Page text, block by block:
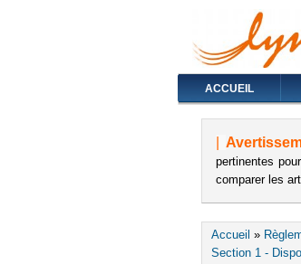
ACCUEIL
pertinentes
comparer les
Vous êtes
Accueil »
Section 1 -